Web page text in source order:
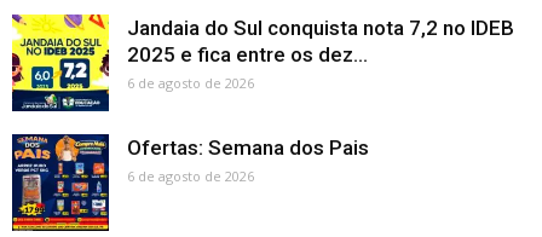
Jandaia do Sul conquista nota 7,2 no IDEB
2025 e fica entre os dez...
6 de agosto de 2026
Ofertas: Semana dos Pais
6 de agosto de 2026